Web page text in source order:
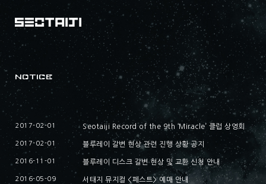
NOTICE
2017-02-01
Seotaiji Record of the 9th ‘Miracle’ 클럽 상영회
2017-02-01 블루레이 갈변 현상 관련 진행 상황 공지
2016-11-01 블루레이 디스크 갈변 현상 및 교환 신청 안내
2016-05-09 서태지 뮤지컬 <페스트> 예매 안내